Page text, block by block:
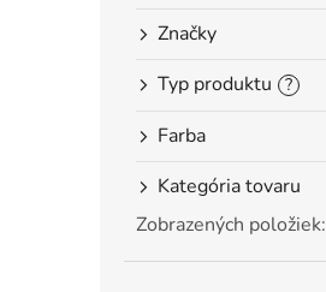
Značky
Typ produktu
?
Farba
Kategória tovaru
Zobrazených položiek: